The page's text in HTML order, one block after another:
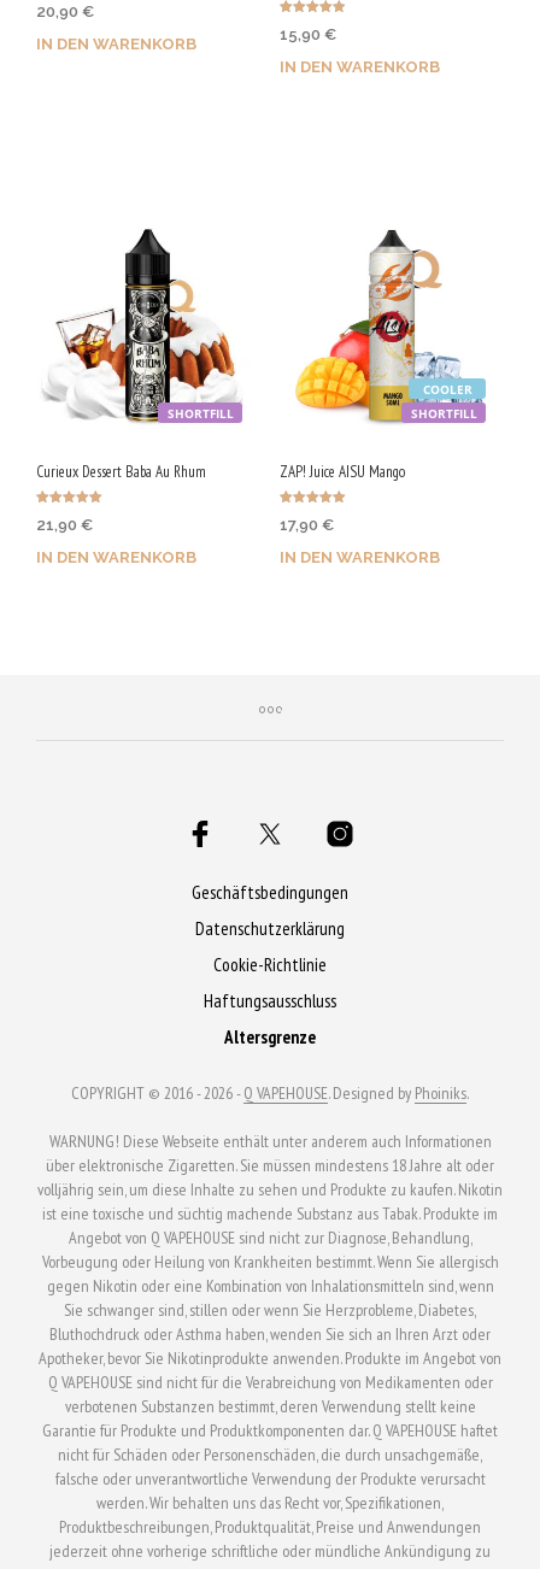
20,90 €
IN DEN WARENKORB
mit
von 5
15,90 €
IN DEN WARENKORB
SHORTFILL
Curieux Dessert Baba Au Rhum
5.00
21,90 €
IN DEN WARENKORB
SHORTFILL
COOLER
ZAP! Juice AISU Mango
5.00
17,90 €
IN DEN WARENKORB
Geschäftsbedingungen
Datenschutzerklärung
Cookie-Richtlinie
Haftungsausschluss
Altersgrenze
COPYRIGHT © 2016 - 2026 -Q VAPEHOUSE. Designed by Phoiniks.
WARNUNG! Diese Webseite enthält unter anderem auch Informationen
über elektronische Zigaretten. Sie müssen mindestens 18 Jahre alt oder
volljährig sein, um diese Inhalte zu sehen und Produkte zu kaufen. Nikotin
ist eine toxische und süchtig machende Substanz aus Tabak. Produkte im
Angebot von Q VAPEHOUSE sind nicht zur Diagnose, Behandlung,
Vorbeugung oder Heilung von Krankheiten bestimmt. Wenn Sie allergisch
gegen Nikotin oder eine Kombination von Inhalationsmitteln sind, wenn
Sie schwanger sind, stillen oder wenn Sie Herzprobleme, Diabetes,
Bluthochdruck oder Asthma haben, wenden Sie sich an Ihren Arzt oder
Apotheker, bevor Sie Nikotinprodukte anwenden. Produkte im Angebot von
Q VAPEHOUSE sind nicht für die Verabreichung von Medikamenten oder
verbotenen Substanzen bestimmt, deren Verwendung stellt keine
Garantie für Produkte und Produktkomponenten dar. Q VAPEHOUSE haftet
nicht für Schäden oder Personenschäden, die durch unsachgemäße,
falsche oder unverantwortliche Verwendung der Produkte verursacht
werden. Wir behalten uns das Recht vor, Spezifikationen,
Produktbeschreibungen, Produktqualität, Preise und Anwendungen
jederzeit ohne vorherige schriftliche oder mündliche Ankündigung zu